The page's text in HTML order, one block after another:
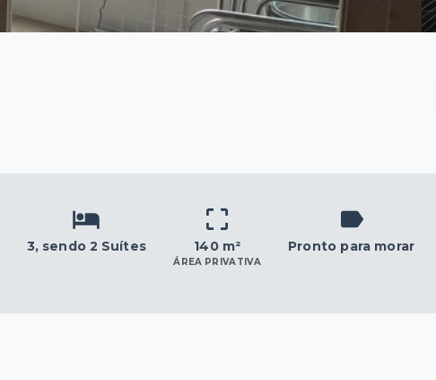
3, sendo 2 Suítes 140 m²
ÁREA PRIVATIVA
Pronto para morar